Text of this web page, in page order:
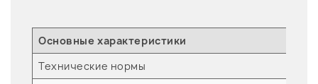
Основные характеристики
Технические нормы